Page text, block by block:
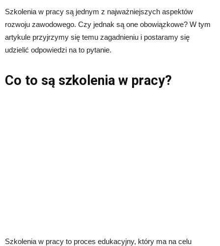
Szkolenia w pracy są jednym z najważniejszych aspektów
rozwoju zawodowego. Czy jednak są one obowiązkowe? W tym
artykule przyjrzymy się temu zagadnieniu i postaramy się
udzielić odpowiedzi na to pytanie.
Co to są szkolenia w pracy?
Szkolenia w pracy to proces edukacyjny, który ma na celu